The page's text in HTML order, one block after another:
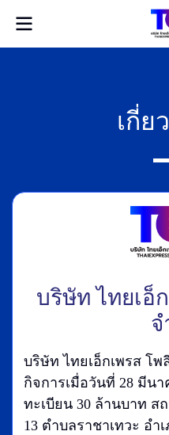
เกี่ย
บริษัท ไทยเอ็
จ
บริษัท ไทยเอ็กเพรส โ
กิจการเมื่อวันที่ 28 มีน
ทะเบียน 30 ล้านบาท ส
13 ตำบลราชาเทวะ อำ